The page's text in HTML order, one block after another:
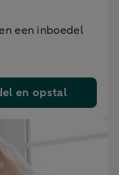
een inboedel
en opstal